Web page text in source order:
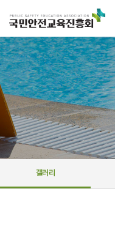
갤러리